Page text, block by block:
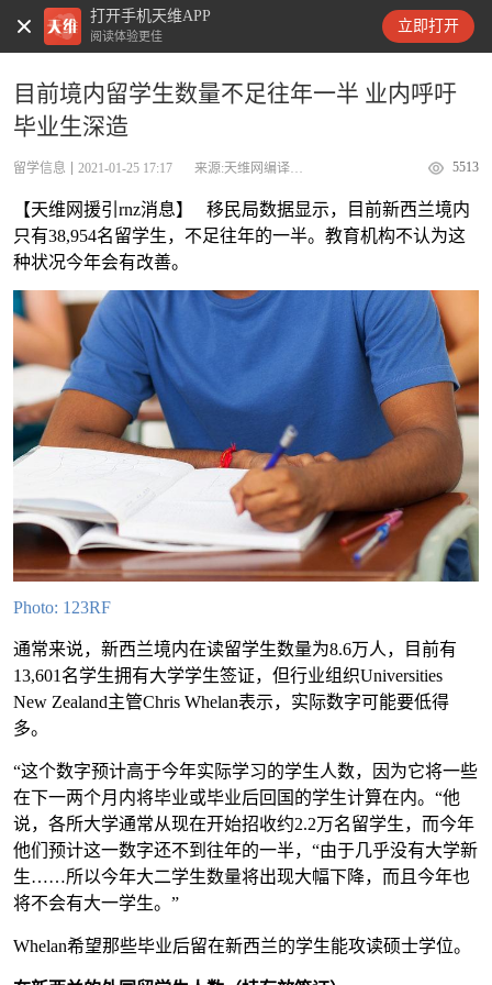
打开手机天维APP
阅读体验更佳
立即打开
天维新闻
目前境内留学生数量不足往年一半 业内呼吁
毕业生深造
留学信息 2021-01-25 17:17 5513
【天维网援引rnz消息】 移民局数据显示，目前新西兰境内
只有38,954名留学生，不足往年的一半。教育机构不认为这
种状况今年会有改善。
Photo: 123RF
通常来说，新西兰境内在读留学生数量为8.6万人，目前有
13,601名学生拥有大学学生签证，但行业组织Universities
New Zealand主管Chris Whelan表示，实际数字可能要低得
多。
“这个数字预计高于今年实际学习的学生人数，因为它将一些
在下一两个月内将毕业或毕业后回国的学生计算在内。“他
说，各所大学通常从现在开始招收约2.2万名留学生，而今年
他们预计这一数字还不到往年的一半，“由于几乎没有大学新
生……所以今年大二学生数量将出现大幅下降，而且今年也
将不会有大一学生。”
Whelan希望那些毕业后留在新西兰的学生能攻读硕士学位。